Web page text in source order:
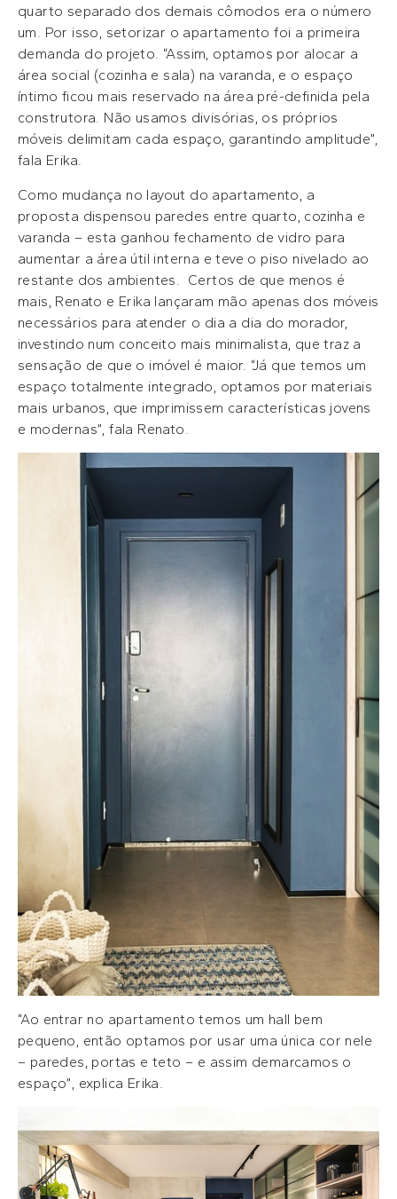
quarto separado dos demais cômodos era o número
um. Por isso, setorizar o apartamento foi a primeira
demanda do projeto. “Assim, optamos por alocar a
área social (cozinha e sala) na varanda, e o espaço
íntimo ficou mais reservado na área pré-definida pela
construtora. Não usamos divisórias, os próprios
móveis delimitam cada espaço, garantindo amplitude”,
fala Erika.
Como mudança no layout do apartamento, a
proposta dispensou paredes entre quarto, cozinha e
varanda – esta ganhou fechamento de vidro para
aumentar a área útil interna e teve o piso nivelado ao
restante dos ambientes. Certos de que menos é
mais, Renato e Erika lançaram mão apenas dos móveis
necessários para atender o dia a dia do morador,
investindo num conceito mais minimalista, que traz a
sensação de que o imóvel é maior. “Já que temos um
espaço totalmente integrado, optamos por materiais
mais urbanos, que imprimissem características jovens
e modernas”, fala Renato.
“Ao entrar no apartamento temos um hall bem
pequeno, então optamos por usar uma única cor nele
– paredes, portas e teto – e assim demarcamos o
espaço”, explica Erika.